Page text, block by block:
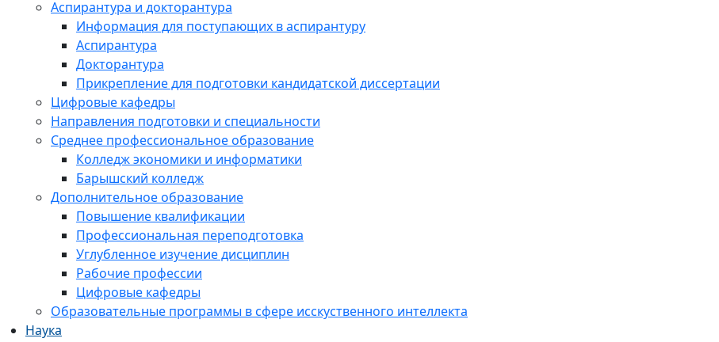
Аспирантура и докторантура
Информация для поступающих в аспирантуру
Аспирантура
Докторантура
Прикрепление для подготовки кандидатской диссертации
Цифровые кафедры
Направления подготовки и специальности
Среднее профессиональное образование
Колледж экономики и информатики
Барышский колледж
Дополнительное образование
Повышение квалификации
Профессиональная переподготовка
Углубленное изучение дисциплин
Рабочие профессии
Цифровые кафедры
Образовательные программы в сфере исскуственного интеллекта
Наука